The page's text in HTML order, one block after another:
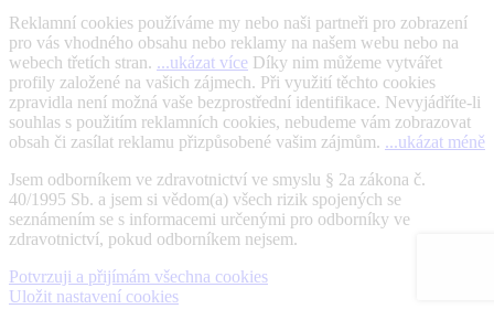
Reklamní cookies používáme my nebo naši partneři pro zobrazení
pro vás vhodného obsahu nebo reklamy na našem webu nebo na
webech třetích stran. ...ukázat více Díky nim můžeme vytvářet
profily založené na vašich zájmech. Při využití těchto cookies
zpravidla není možná vaše bezprostřední identifikace. Nevyjádříte-li
souhlas s použitím reklamních cookies, nebudeme vám zobrazovat
obsah či zasílat reklamu přizpůsobené vašim zájmům. ...ukázat méně
Jsem odborníkem ve zdravotnictví ve smyslu § 2a zákona č.
40/1995 Sb. a jsem si vědom(a) všech rizik spojených se
seznámením se s informacemi určenými pro odborníky ve
zdravotnictví, pokud odborníkem nejsem.
Potvrzuji a přijímám všechna cookies
Uložit nastavení cookies